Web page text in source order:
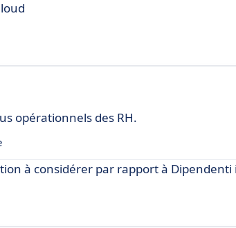
opérationnels des RH.
à considérer par rapport à Dipendenti